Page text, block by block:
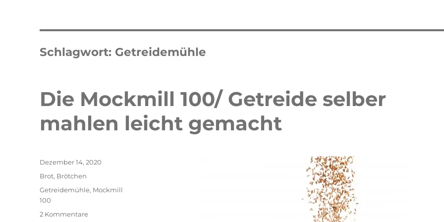
Schlagwort: Getreidemühle
Die Mockmill 100/ Getreide selber
mahlen leicht gemacht
Veröffentlicht
Dezember 14, 2020
Kategorien
Brot, Brötchen
Schlagwörter
Getreidemühle, Mockmill
100
2 Kommentarezu